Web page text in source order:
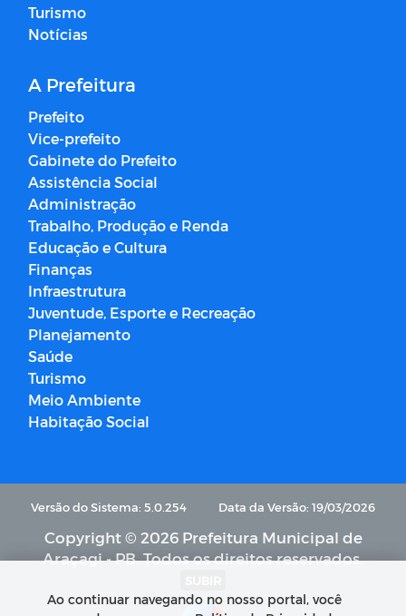
Turismo
Notícias
A Prefeitura
Prefeito
Vice-prefeito
Gabinete do Prefeito
Assistência Social
Administração
Trabalho, Produção e Renda
Educação e Cultura
Finanças
Infraestrutura
Juventude, Esporte e Recreação
Planejamento
Saúde
Turismo
Meio Ambiente
Habitação Social
Versão do Sistema: 5.0.254 Data da Versão: 19/03/2026
Copyright © 2026 Prefeitura Municipal de
Araçagi - PB. Todos os direitos reservados.
Ao continuar navegando no nosso portal, você